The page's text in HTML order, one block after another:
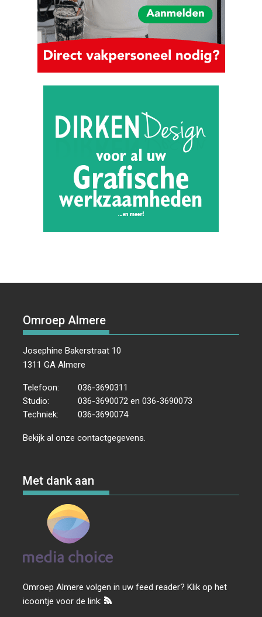
Omroep Almere
Josephine Bakerstraat 10
1311 GA Almere
Telefoon:
036-3690311
Studio:
036-3690072 en 036-3690073
Techniek:
036-3690074
Bekijk al onzecontactgegevens
Met dank aan
Omroep Almere volgen in uw feed reader? Klik op het
icoontje voor de link: